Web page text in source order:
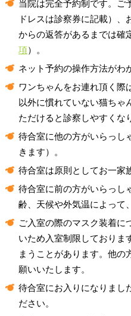
当院は完全予約制です。ご
ドレスは診察券に記載）
からの返答があるまでは確
項）。
ネット予約の操作方法がわ
ワンちゃんをお連れ頂く際
以外に慣れていない猫ちゃ
ただけると診察しやすくな
待合室に他の方がいらっし
きます）。
待合室は原則としてお一家
待合室に前の方がいらっし
齢、天候や外気温によって
ご入室の際のマスク装着に
いため入室制限しておりま
まうことがあります。他の
願いいたします。
待合室にお入りになりまし
ださい。